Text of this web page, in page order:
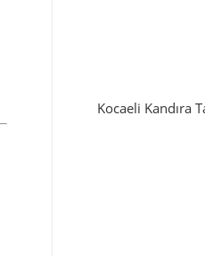
Kocaeli Kandıra